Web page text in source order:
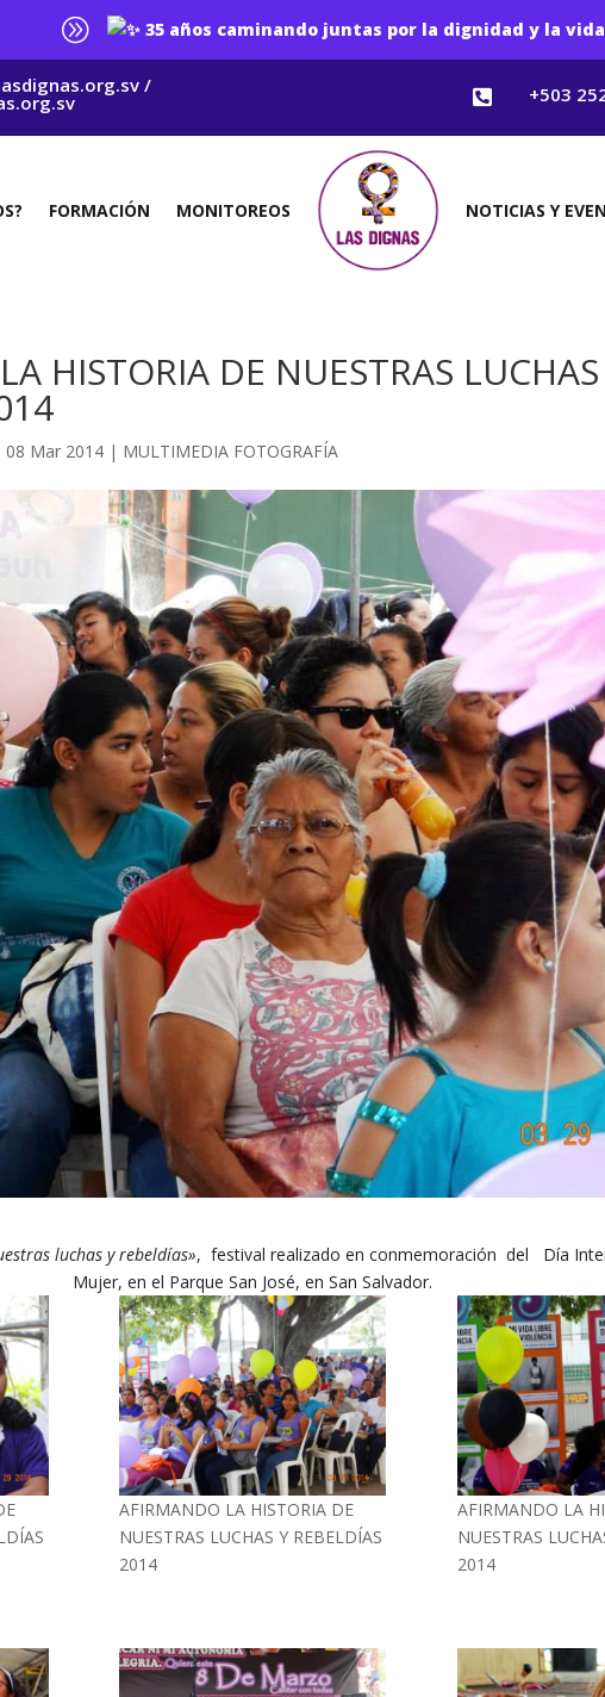
A 35 años caminando juntas por la dignidad y la
/  +503
FORMACIÓN MONITOREOS NOTICIAS Y
HISTORIA DE NUESTRAS
08 Mar 2014 | MULTIMEDIA FOTOGRAFÍA
luchas y rebeldías», festival realizado en conmemoración del Día
Mujer, en el Parque San José, en San Salvador.
AFIRMANDO LA HISTORIA DE
NUESTRAS LUCHAS Y REBELDÍAS
2014
AFIRMANDO LA
NUESTRAS
2014